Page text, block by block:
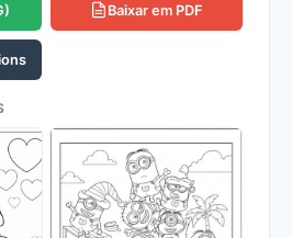
Baixar em PDF